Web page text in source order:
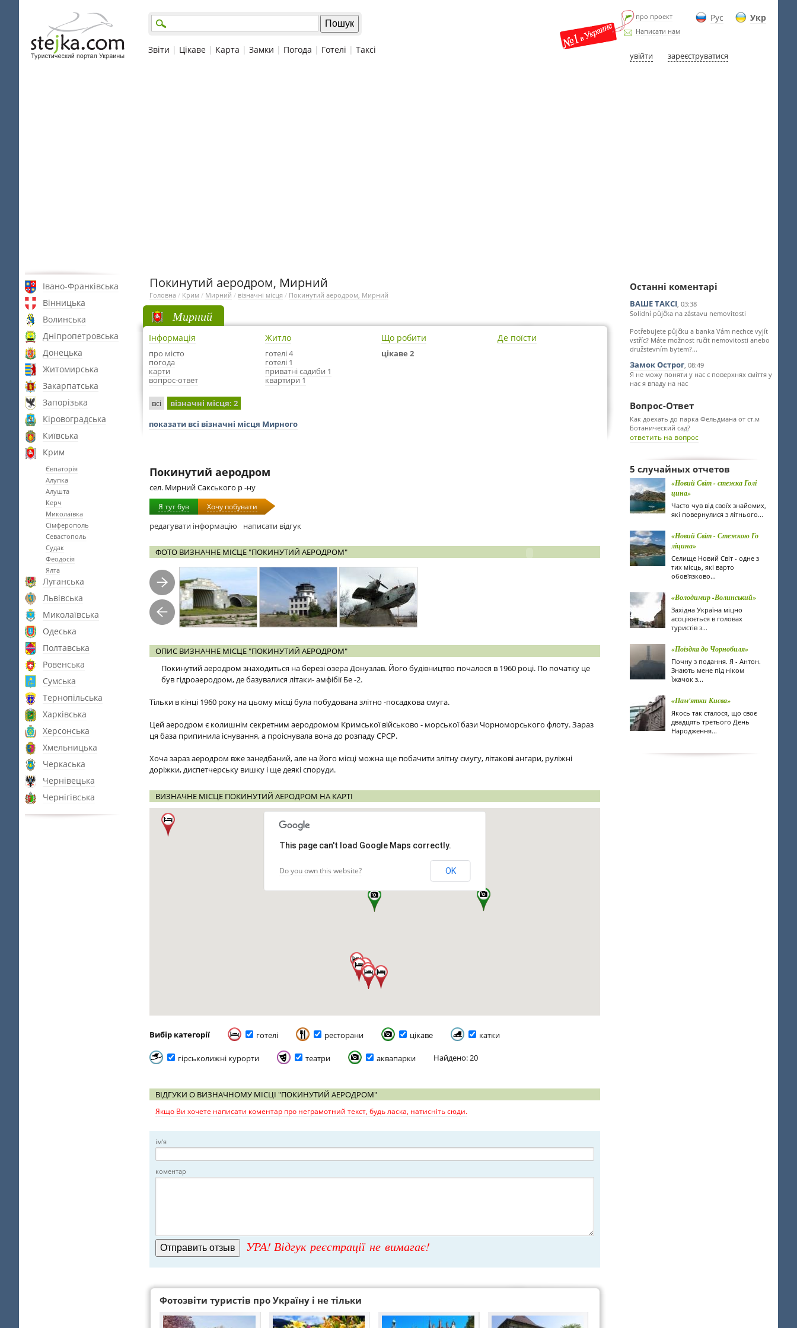
Рус Укр
про проект
Написати нам
увійти зареєструватися
Звіти | Цікаве | Карта | Замки | Погода | Готелі | Таксі
Івано-Франківська
Вінницька
Волинська
Дніпропетровська
Донецька
Житомирська
Закарпатська
Запорізька
Кіровоградська
Київська
Крим
Євпаторія
Алупка
Алушта
Керч
Миколаївка
Сімферополь
Севастополь
Судак
Феодосія
Ялта
Луганська
Львівська
Миколаївська
Одеська
Полтавська
Ровенська
Сумська
Тернопільська
Харківська
Херсонська
Хмельницька
Черкаська
Чернівецька
Чернігівська
Покинутий аеродром, Мирний
Головна / Крим / Мирний / візначні місця / Покинутий аеродром, Мирний
Мирний
Інформація
про місто
погода
карти
вопрос-ответ
Житло
готелі 4
готелі 1
приватні садиби 1
квартири 1
Що робити
цікаве 2
Де поїсти
всі візначні місця: 2
показати всі візначні місця Мирного
Покинутий аеродром
сел. Мирний Сакського р -ну
Я тут був Хочу побувати
редагувати інформацію написати відгук
ФОТО ВИЗНАЧНЕ МІСЦЕ "ПОКИНУТИЙ АЕРОДРОМ"
ОПИС ВИЗНАЧНЕ МІСЦЕ "ПОКИНУТИЙ АЕРОДРОМ"
Покинутий аеродром знаходиться на березі озера Донузлав. Його будівництво почалося в 1960 році. По початку це
був гідроаеродром, де базувалися літаки- амфібії Бе -2.
Тільки в кінці 1960 року на цьому місці була побудована злітно -посадкова смуга.
Цей аеродром є колишнім секретним аеродромом Кримської військово - морської бази Чорноморського флоту. Зараз
ця база припинила існування, а проіснувала вона до розпаду СРСР.
Хоча зараз аеродром вже занедбаний, але на його місці можна ще побачити злітну смугу, літакові ангари, руліжні
доріжки, диспетчерську вишку і ще деякі споруди.
ВИЗНАЧНЕ МІСЦЕ ПОКИНУТИЙ АЕРОДРОМ НА КАРТІ
This page can't load Google Maps correctly.
Do you own this website? OK
Вибір категорії готелі ресторани цікаве катки
гірськолижні курорти театри аквапарки Найдено: 20
ВІДГУКИ О ВИЗНАЧНОМУ МІСЦІ "ПОКИНУТИЙ АЕРОДРОМ"
Якщо Ви хочете написати коментар про неграмотний текст, будь ласка, натисніть сюди.
ім'я
коментар
УРА! Відгук реєстрації не вимагає!
Фотозвіти туристів про Україну і не тільки
Останні коментарі
ВАШЕ ТАКСІ, 03:38
Solidní půjčka na zástavu nemovitosti
Potřebujete půjčku a banka Vám nechce vyjít
vstříc? Máte možnost ručit nemovitosti anebo
družstevním bytem?...
Замок Острог, 08:49
Я не можу поняти у нас є поверхнях сміття у
нас я впаду на нас
Вопрос-Ответ
Как доехать до парка Фельдмана от ст.м
Ботанический сад?
ответить на вопрос
5 случайных отчетов
«Новий Світ - стежка Голі
цина»
Часто чув від своїх знайомих,
які повернулися з літнього...
«Новий Світ - Стежкою Го
ліцина»
Селище Новий Світ - одне з
тих місць, які варто
обов'язково...
«Володимир -Волинський»
Західна Україна міцно
асоціюється в головах
туристів з...
«Поїздка до Чорнобиля»
Почну з подання. Я - Антон.
Знають мене під ніком
Їжачок з...
«Пам'ятки Києва»
Якось так сталося, що своє
двадцять третього День
Народження...